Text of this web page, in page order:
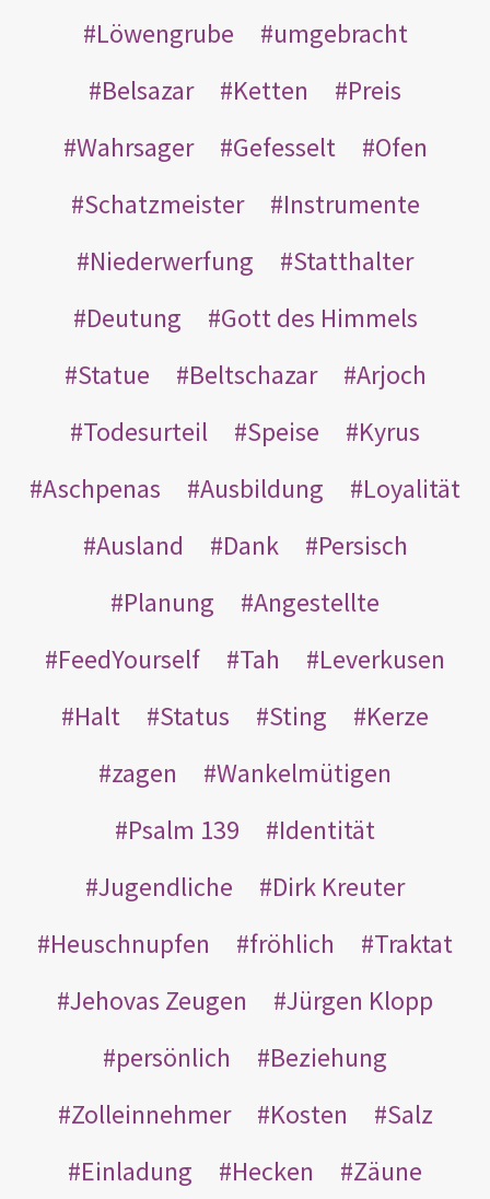
Löwengrube
umgebracht
Belsazar
Ketten
Preis
Wahrsager
Gefesselt
Ofen
Schatzmeister
Instrumente
Niederwerfung
Statthalter
Deutung
Gott des Himmels
Statue
Beltschazar
Arjoch
Todesurteil
Speise
Kyrus
Aschpenas
Ausbildung
Loyalität
Ausland
Dank
Persisch
Planung
Angestellte
FeedYourself
Tah
Leverkusen
Halt
Status Sting
Kerze
zagen
Wankelmütigen
Psalm 139
Identität
Jugendliche
Dirk Kreuter
Heuschnupfen
fröhlich
Traktat
Jehovas Zeugen
Jürgen Klopp
persönlich
Beziehung
Zolleinnehmer
Kosten
Salz
Einladung
Hecken Zäune